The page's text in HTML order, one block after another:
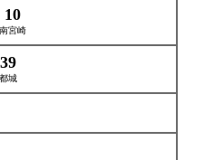
10
南宮崎
39
都城